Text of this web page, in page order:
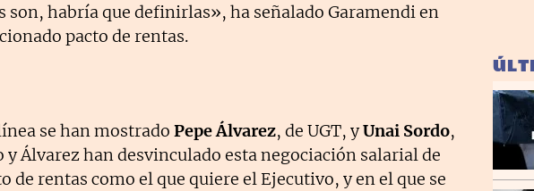
son, habría que definirlas», ha señalado Garamendi en
pacto de rentas.
se han mostrado Pepe Álvarez, de UGT, yUnai Sordo,
y Álvarez han desvinculado esta negociación salarial de
de rentas como el que quiere el Ejecutivo, y en el que se